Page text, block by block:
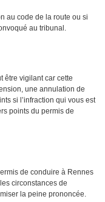
au code de la route ou si
au tribunal.
être vigilant car cette
une annulation de
si l’infraction qui vous est
points du permis de
de conduire à Rennes
circonstances de
la peine prononcée.